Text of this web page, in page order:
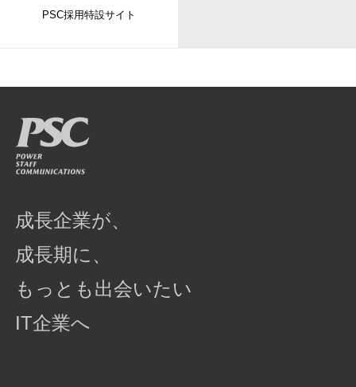
PSC採用特設サイト
成長企業が、
成長期に、
もっとも出会いたい
IT企業へ